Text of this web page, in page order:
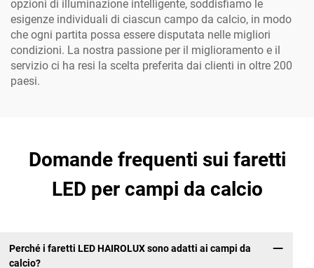
opzioni di illuminazione intelligente, soddisfiamo le
esigenze individuali di ciascun campo da calcio, in modo
che ogni partita possa essere disputata nelle migliori
condizioni. La nostra passione per il miglioramento e il
servizio ci ha resi la scelta preferita dai clienti in oltre 200
paesi.
Domande frequenti sui faretti
LED per campi da calcio
Perché i faretti LED HAIROLUX sono adatti ai campi da
calcio?